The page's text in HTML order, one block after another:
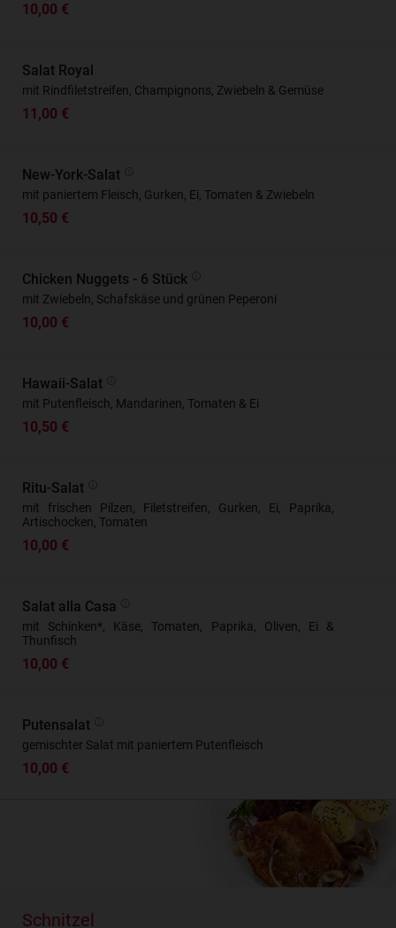
10,00 €
Salat Royal
mit Rindfiletstreifen, Champignons, Zwiebeln & Gemüse
11,00 €
New-York-Salat
mit paniertem Fleisch, Gurken, Ei, Tomaten & Zwiebeln
10,50 €
Chicken Nuggets - 6 Stück
mit Zwiebeln, Schafskäse und grünen Peperoni
10,00 €
Hawaii-Salat
mit Putenfleisch, Mandarinen, Tomaten & Ei
10,50 €
Ritu-Salat
mit frischen Pilzen, Filetstreifen, Gurken, Ei, Paprika,
Artischocken, Tomaten
10,00 €
Salat alla Casa
mit Schinken*, Käse, Tomaten, Paprika, Oliven, Ei &
Thunfisch
10,00 €
Putensalat
gemischter Salat mit paniertem Putenfleisch
10,00 €
Schnitzel